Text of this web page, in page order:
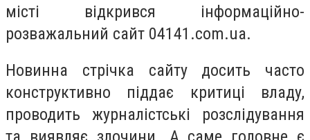
місті відкрився інформаційно-
розважальний сайт 04141.сom.ua.
Новинна стрічка сайту досить часто
конструктивно піддає критиці владу,
проводить журналістські розслідування